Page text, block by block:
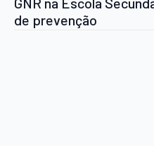
de prevenção